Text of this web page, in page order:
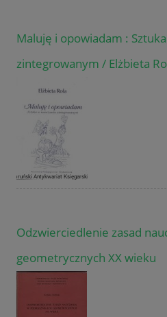
Maluję i opowiadam :
zintegrowanym / Elżbieta
Odzwierciedlenie zasad
geometrycznych XX wieku